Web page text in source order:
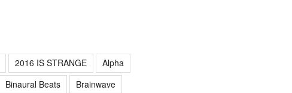
2016 IS STRANGE
Alpha
Binaural Beats
Brainwave